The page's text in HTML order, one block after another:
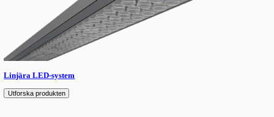
Lägg till i önskelistan
Related products Spare parts